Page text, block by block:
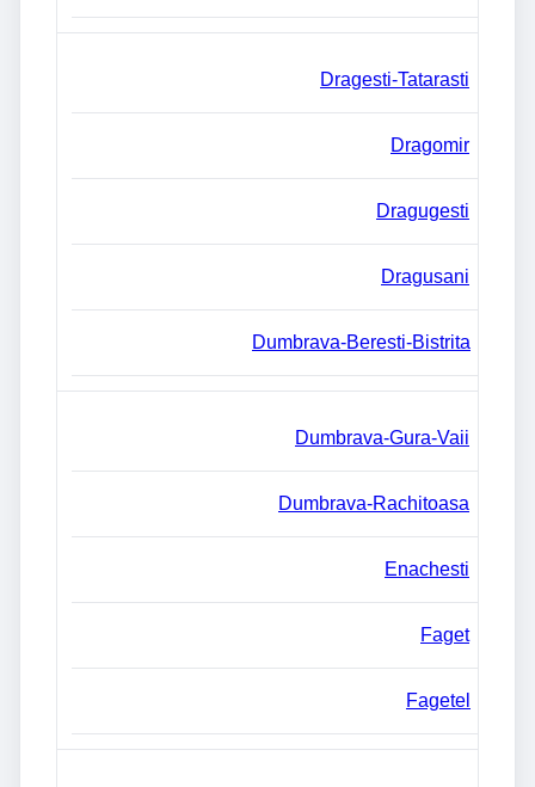
Dragesti-Tatarasti
Dragomir
Dragugesti
Dragusani
Dumbrava-Beresti-Bistrita
Dumbrava-Gura-Vaii
Dumbrava-Rachitoasa
Enachesti
Faget
Fagetel